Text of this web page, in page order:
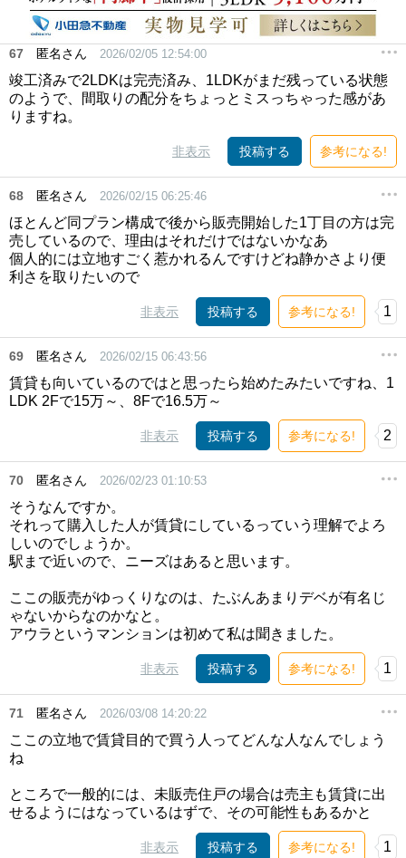
67 匿名さん 2026/02/05 12:54:00
竣工済みで2LDKは完売済み、1LDKがまだ残っている状態
のようで、間取りの配分をちょっとミスっちゃった感があ
りますね。
非表示 投稿する 参考になる!
68 匿名さん 2026/02/15 06:25:46
ほとんど同プラン構成で後から販売開始した1丁目の方は完
売しているので、理由はそれだけではないかなあ
個人的には立地すごく惹かれるんですけどね静かさより便
利さを取りたいので
非表示 投稿する 参考になる! 1
69 匿名さん 2026/02/15 06:43:56
賃貸も向いているのではと思ったら始めたみたいですね、1
LDK 2Fで15万～、8Fで16.5万～
非表示 投稿する 参考になる! 2
70 匿名さん 2026/02/23 01:10:53
そうなんですか。
それって購入した人が賃貸にしているっていう理解でよろ
しいのでしょうか。
駅まで近いので、ニーズはあると思います。
ここの販売がゆっくりなのは、たぶんあまりデベが有名じ
ゃないからなのかなと。
アウラというマンションは初めて私は聞きました。
非表示 投稿する 参考になる! 1
71 匿名さん 2026/03/08 14:20:22
ここの立地で賃貸目的で買う人ってどんな人なんでしょう
ね
ところで一般的には、未販売住戸の場合は売主も賃貸に出
せるようにはなっているはずで、その可能性もあるかと
非表示 投稿する 参考になる! 1